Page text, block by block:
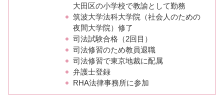
大田区の小学校で教諭として勤務
筑波大学法科大学院（社会人のための
夜間大学院）修了
司法試験合格（2回目）
司法修習のため教員退職
司法修習で東京地裁に配属
弁護士登録
RHA法律事務所に参加